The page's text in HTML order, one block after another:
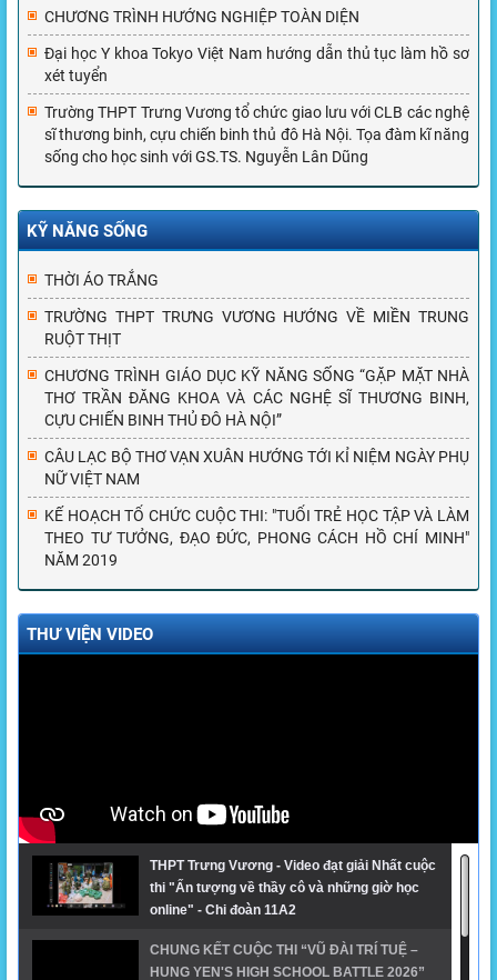
CHƯƠNG TRÌNH HƯỚNG NGHIỆP TOÀN DIỆN
Đại học Y khoa Tokyo Việt Nam hướng dẫn thủ tục làm hồ sơ
xét tuyển
Trường THPT Trưng Vương tổ chức giao lưu với CLB các nghệ
sĩ thương binh, cựu chiến binh thủ đô Hà Nội. Tọa đàm kĩ năng
sống cho học sinh với GS.TS. Nguyễn Lân Dũng
KỸ NĂNG SỐNG
THỜI ÁO TRẮNG
TRƯỜNG THPT TRƯNG VƯƠNG HƯỚNG VỀ MIỀN TRUNG
RUỘT THỊT
CHƯƠNG TRÌNH GIÁO DỤC KỸ NĂNG SỐNG “GẶP MẶT NHÀ
THƠ TRẦN ĐĂNG KHOA VÀ CÁC NGHỆ SĨ THƯƠNG BINH,
CỰU CHIẾN BINH THỦ ĐÔ HÀ NỘI”
CÂU LẠC BỘ THƠ VẠN XUÂN HƯỚNG TỚI KỈ NIỆM NGÀY PHỤ
NỮ VIỆT NAM
KẾ HOẠCH TỔ CHỨC CUỘC THI: "TUỔI TRẺ HỌC TẬP VÀ LÀM
THEO TƯ TƯỞNG, ĐẠO ĐỨC, PHONG CÁCH HỒ CHÍ MINH"
NĂM 2019
THƯ VIỆN VIDEO
THPT Trưng Vương - Video đạt giải Nhất cuộc
thi "Ấn tượng về thầy cô và những giờ học
online" - Chi đoàn 11A2
CHUNG KẾT CUỘC THI “VŨ ĐÀI TRÍ TUỆ –
HUNG YEN'S HIGH SCHOOL BATTLE 2026”